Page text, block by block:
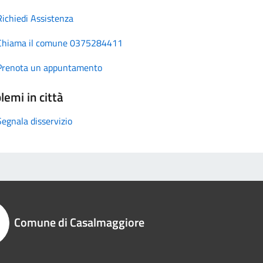
Assistenza
il comune 0375284411
un appuntamento
in città
disservizio
Comune di Casalmaggiore